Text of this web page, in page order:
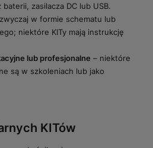
zasilacza DC lub USB.
w formie schematu lub
niektóre KITy mają instrukcję
lub profesjonalne – niektóre
są w szkoleniach lub jako
KITów